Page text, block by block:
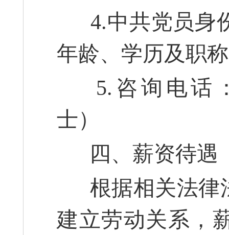
4.中共党员身
年龄、学历及职
5.咨询电话：
士）
四、薪资待遇
根据相关法律
建立劳动关系，